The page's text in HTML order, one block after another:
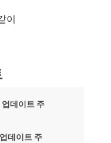
이
업데이트 주
데이트 주